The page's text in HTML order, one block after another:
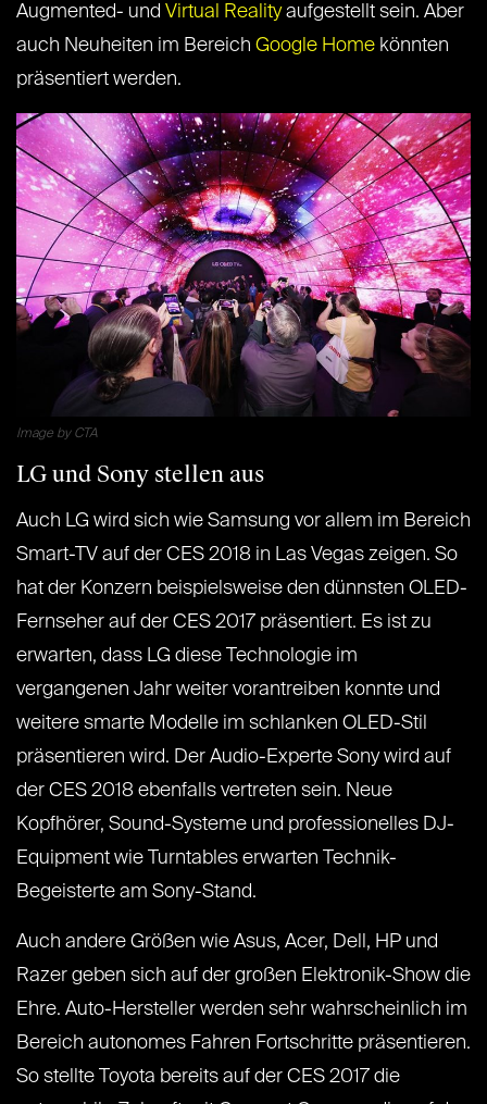
Augmented- und Virtual Realityaufgestellt sein. Aber
auch Neuheiten im Bereich Google Home könnten
präsentiert werden.
Image by CTA
LG und Sony stellen aus
Auch LG wird sich wie Samsung vor allem im Bereich
Smart-TV auf der CES 2018 in Las Vegas zeigen. So
hat der Konzern beispielsweise den dünnsten OLED-
Fernseher auf der CES 2017 präsentiert. Es ist zu
erwarten, dass LG diese Technologie im
vergangenen Jahr weiter vorantreiben konnte und
weitere smarte Modelle im schlanken OLED-Stil
präsentieren wird. Der Audio-Experte Sony wird auf
der CES 2018 ebenfalls vertreten sein. Neue
Kopfhörer, Sound-Systeme und professionelles DJ-
Equipment wie Turntables erwarten Technik-
Begeisterte am Sony-Stand.
Auch andere Größen wie Asus, Acer, Dell, HP und
Razer geben sich auf der großen Elektronik-Show die
Ehre. Auto-Hersteller werden sehr wahrscheinlich im
Bereich autonomes Fahren Fortschritte präsentieren.
So stellte Toyota bereits auf der CES 2017 die